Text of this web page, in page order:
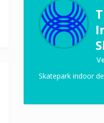
Skatepark indoor